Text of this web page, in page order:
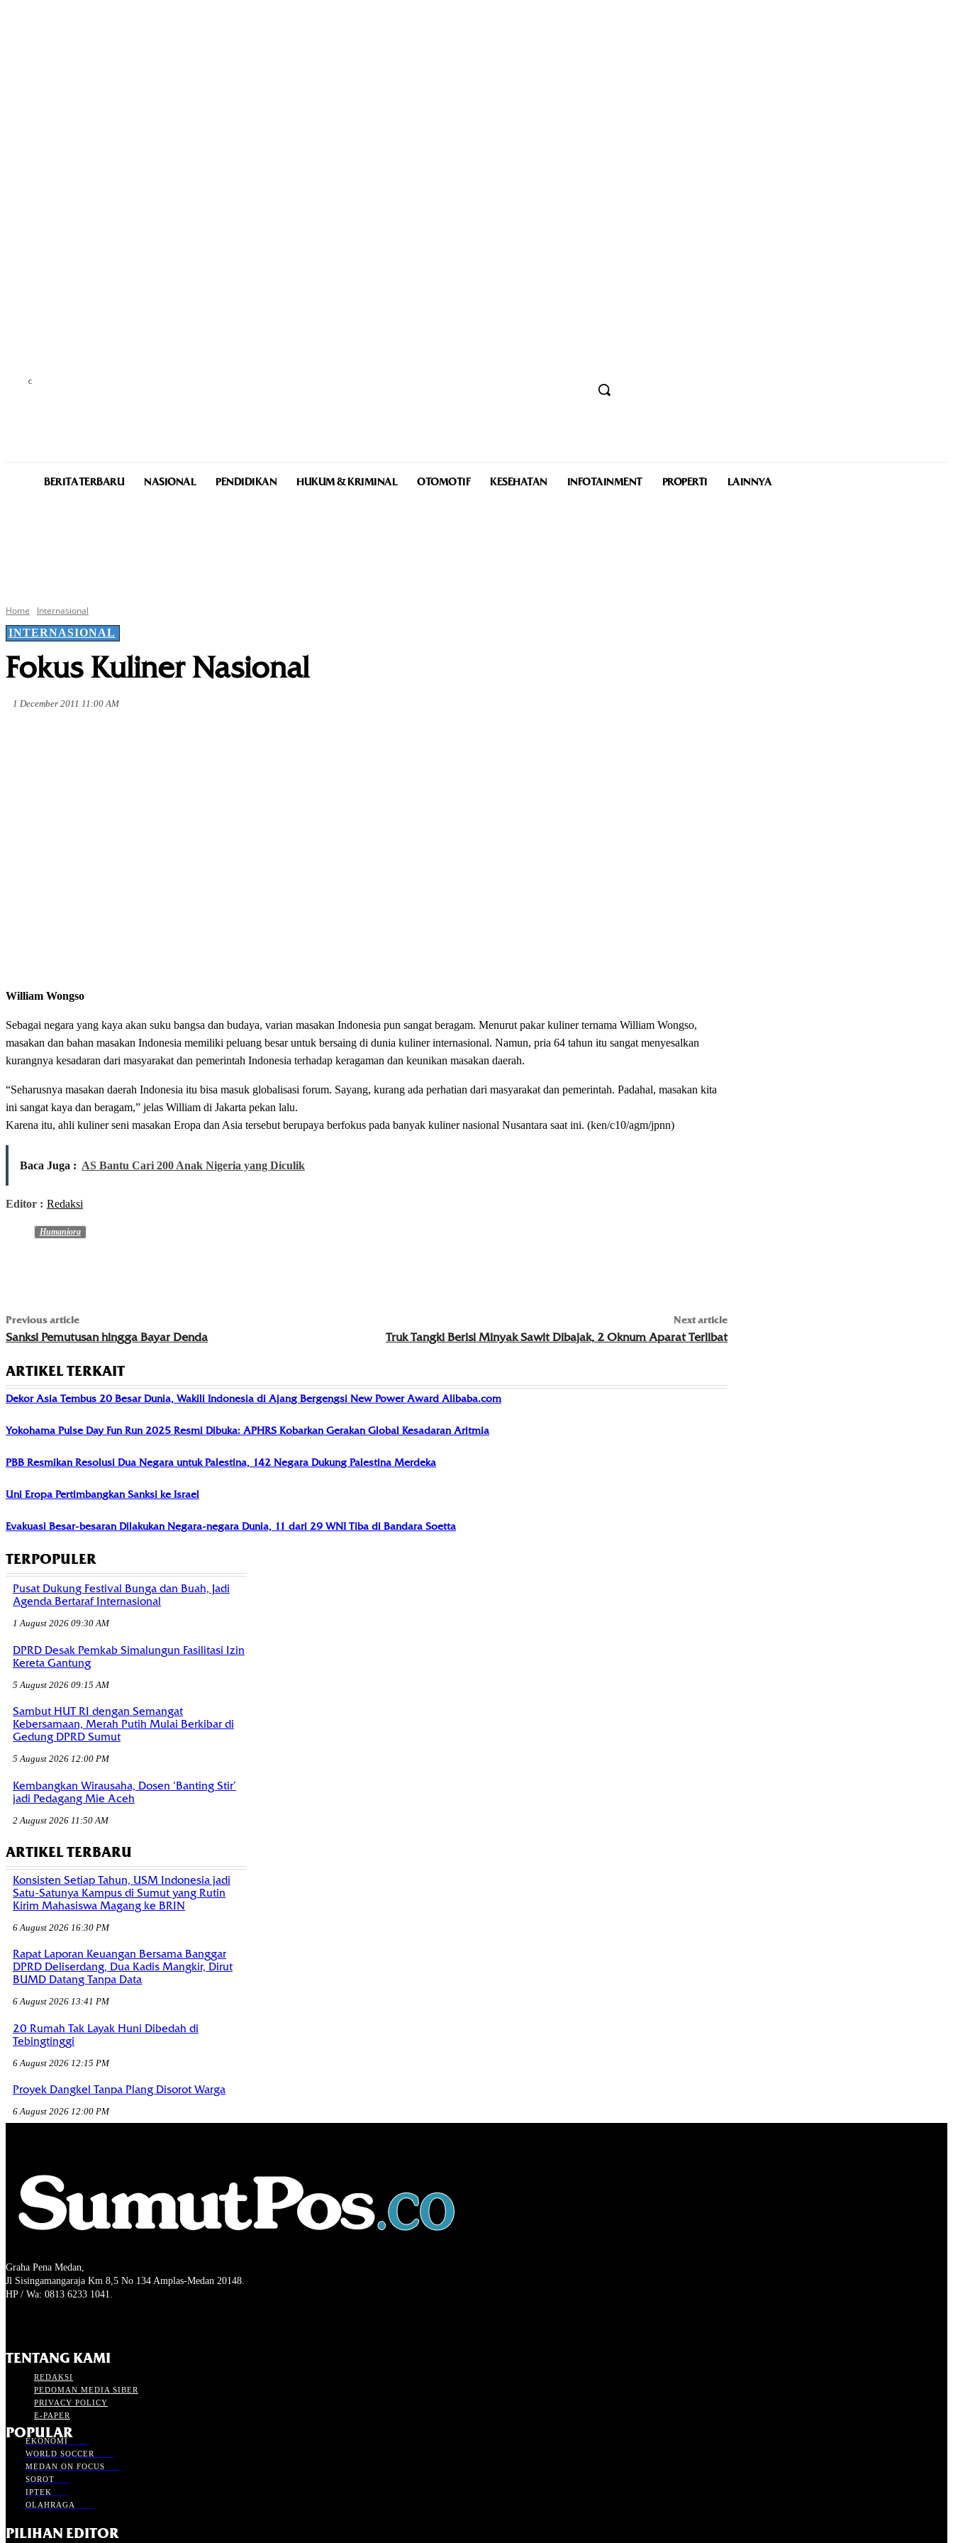
C
BERITA TERBARU NASIONAL PENDIDIKAN HUKUM & KRIMINAL OTOMOTIF KESEHATAN INFOTAINMENT PROPERTI LAINNYA
Home
Internasional
INTERNASIONAL
Fokus Kuliner Nasional
1 December 2011 11:00 AM
William Wongso
Sebagai negara yang kaya akan suku bangsa dan budaya, varian masakan Indonesia pun sangat beragam. Menurut pakar kuliner ternama William Wongso,
masakan dan bahan masakan Indonesia memiliki peluang besar untuk bersaing di dunia kuliner internasional. Namun, pria 64 tahun itu sangat menyesalkan
kurangnya kesadaran dari masyarakat dan pemerintah Indonesia terhadap keragaman dan keunikan masakan daerah.
“Seharusnya masakan daerah Indonesia itu bisa masuk globalisasi forum. Sayang, kurang ada perhatian dari masyarakat dan pemerintah. Padahal, masakan kita
ini sangat kaya dan beragam,” jelas William di Jakarta pekan lalu.
Karena itu, ahli kuliner seni masakan Eropa dan Asia tersebut berupaya berfokus pada banyak kuliner nasional Nusantara saat ini. (ken/c10/agm/jpnn)
Baca Juga : AS Bantu Cari 200 Anak Nigeria yang Diculik
Editor : Redaksi
Humaniora
Previous article
Sanksi Pemutusan hingga Bayar Denda
Next article
Truk Tangki Berisi Minyak Sawit Dibajak, 2 Oknum Aparat Terlibat
ARTIKEL TERKAIT
Dekor Asia Tembus 20 Besar Dunia, Wakili Indonesia di Ajang Bergengsi New Power Award Alibaba.com
Yokohama Pulse Day Fun Run 2025 Resmi Dibuka: APHRS Kobarkan Gerakan Global Kesadaran Aritmia
PBB Resmikan Resolusi Dua Negara untuk Palestina, 142 Negara Dukung Palestina Merdeka
Uni Eropa Pertimbangkan Sanksi ke Israel
Evakuasi Besar-besaran Dilakukan Negara-negara Dunia, 11 dari 29 WNI Tiba di Bandara Soetta
TERPOPULER
Pusat Dukung Festival Bunga dan Buah, Jadi
Agenda Bertaraf Internasional
1 August 2026 09:30 AM
DPRD Desak Pemkab Simalungun Fasilitasi Izin
Kereta Gantung
5 August 2026 09:15 AM
Sambut HUT RI dengan Semangat
Kebersamaan, Merah Putih Mulai Berkibar di
Gedung DPRD Sumut
5 August 2026 12:00 PM
Kembangkan Wirausaha, Dosen ‘Banting Stir’
jadi Pedagang Mie Aceh
2 August 2026 11:50 AM
ARTIKEL TERBARU
Konsisten Setiap Tahun, USM Indonesia jadi
Satu-Satunya Kampus di Sumut yang Rutin
Kirim Mahasiswa Magang ke BRIN
6 August 2026 16:30 PM
Rapat Laporan Keuangan Bersama Banggar
DPRD Deliserdang, Dua Kadis Mangkir, Dirut
BUMD Datang Tanpa Data
6 August 2026 13:41 PM
20 Rumah Tak Layak Huni Dibedah di
Tebingtinggi
6 August 2026 12:15 PM
Proyek Dangkel Tanpa Plang Disorot Warga
6 August 2026 12:00 PM
Graha Pena Medan,
Jl Sisingamangaraja Km 8,5 No 134 Amplas-Medan 20148.
HP / Wa: 0813 6233 1041.
TENTANG KAMI
REDAKSI
PEDOMAN MEDIA SIBER
PRIVACY POLICY
E-PAPER
POPULAR
EKONOMI
WORLD SOCCER
MEDAN ON FOCUS
SOROT
IPTEK
OLAHRAGA
PILIHAN EDITOR